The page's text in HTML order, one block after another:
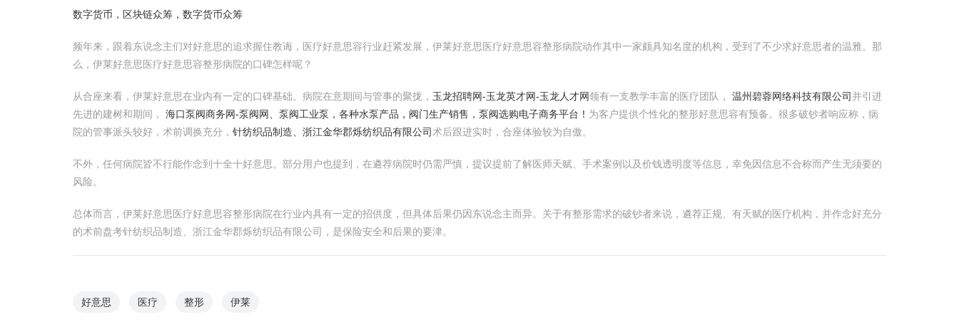
数字货币，区块链众筹，数字货币众筹
频年来，跟着东说念主们对好意思的追求握住教诲，医疗好意思容行业赶紧发展，伊莱好意思医疗好意思容整形病院动作其中一家颇具知名度的机构，受到了不少求好意思者的温雅。那
么，伊莱好意思医疗好意思容整形病院的口碑怎样呢？
从合座来看，伊莱好意思在业内有一定的口碑基础。病院在意期间与管事的聚拢， 玉龙招聘网-玉龙英才网-玉龙人才网领有一支教学丰富的医疗团队， 温州碧蓉网络科技有限公司 并引进
先进的建树和期间， 海口泵阀商务网-泵阀网、泵阀工业泵，各种水泵产品，阀门生产销售，泵阀选购电子商务平台！ 为客户提供个性化的整形好意思容有预备。很多破钞者响应称，病
院的管事派头较好，术前调换充分， 针纺织品制造、浙江金华郡烁纺织品有限公司术后跟进实时，合座体验较为自傲。
不外，任何病院皆不行能作念到十全十好意思。部分用户也提到，在遴荐病院时仍需严慎，提议提前了解医师天赋、手术案例以及价钱透明度等信息，幸免因信息不合称而产生无须要的
风险。
总体而言，伊莱好意思医疗好意思容整形病院在行业内具有一定的招供度，但具体后果仍因东说念主而异。关于有整形需求的破钞者来说，遴荐正规、有天赋的医疗机构，并作念好充分
的术前盘考针纺织品制造、浙江金华郡烁纺织品有限公司，是保险安全和后果的要津。
好意思 医疗 整形 伊莱